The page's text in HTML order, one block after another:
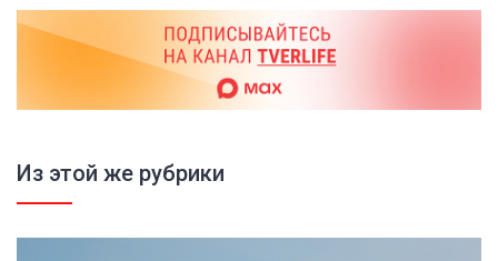
Из этой же рубрики